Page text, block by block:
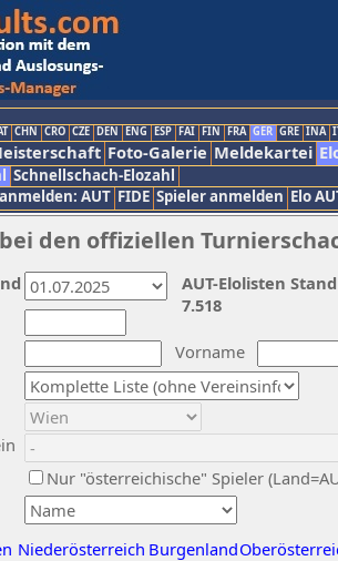
CHN CRO CZE DEN ENG ESP FAI FIN FRA GER GRE INA
Foto-Galerie Meldekartei
Schnellschach-Elozahl
AUT FIDE Spieler anmelden Elo
den offiziellen
Vorname
Nur "österreichische" Spieler
Niederösterreich Burgenland
AUT-Elolisten
7.518